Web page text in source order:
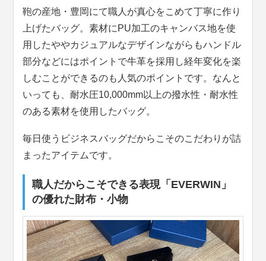
鞄の産地・豊岡にて職人が真心をこめて丁寧に作り
上げたバッグ。素材にPU加工のキャンバス地を使
用したややカジュアルなデザインながらもハンドル
部分などにはポイントで牛革を採用し経年変化を楽
しむことができるのも人気のポイントです。なんと
いっても、耐水圧10,000mm以上の撥水性・耐水性
のある素材を使用したバッグ。
毎日使うビジネスバッグだからこそのこだわりが詰
まったアイテムです。
職人だからこそできる表現「EVERWIN」
の優れた財布・小物